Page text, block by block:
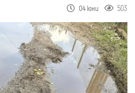
04 юни 503